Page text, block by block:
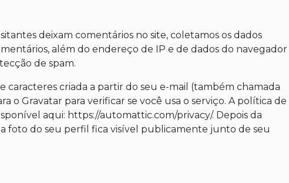
deixam comentários no site, coletamos os dados
além do endereço de IP e de dados do navegador
de spam.
caracteres criada a partir do seu e-mail (também chamada
o Gravatar para verificar se você usa o serviço. A política de
aqui: https://automattic.com/privacy/. Depois da
foto do seu perfil fica visível publicamente junto de seu